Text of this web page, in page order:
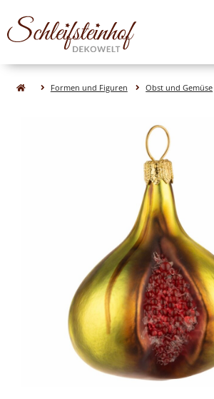
OBJEKTE & FIGUREN
Tiere aus Glas
Formen aus Glas
Figuren aus Glas
Natur& Wald aus Glas
Obst aus Glas
Gemüse aus Glas
WEIHNACHTEN
Traditionell
Weihnachtsmänner
Premium Qualität
Formen und Figuren Obst und Gemüse